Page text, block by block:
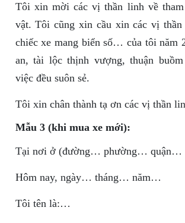
Tôi xin mời các vị thần linh về
vật. Tôi cũng xin cầu xin các vị
chiếc xe mang biển số… của tôi năm
an, tài lộc thịnh vượng, thuận
việc đều suôn sẻ.
Tôi xin chân thành tạ ơn các vị thần
Mẫu 3 (khi mua xe mới):
Tại nơi ở (đường… phường… quận…
Hôm nay, ngày… tháng… năm…
Tôi tên là:…